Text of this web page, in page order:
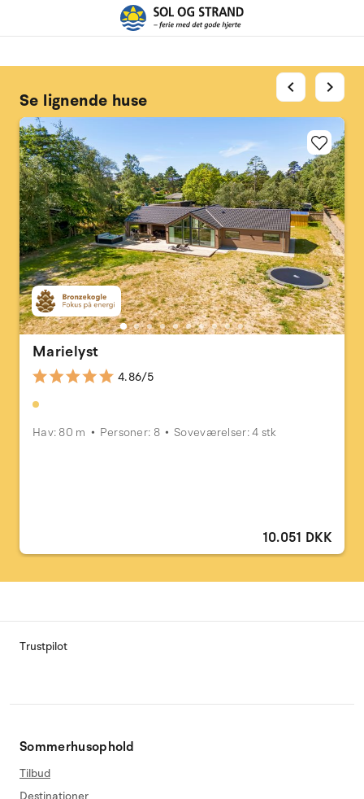
Se lignende huse
Marielyst
4.86/5
Hav: 80 m Personer: 8 Soveværelser: 4 stk
10.051 DKK
chevron_left chevron_right
Trustpilot
Sommerhusophold
Tilbud